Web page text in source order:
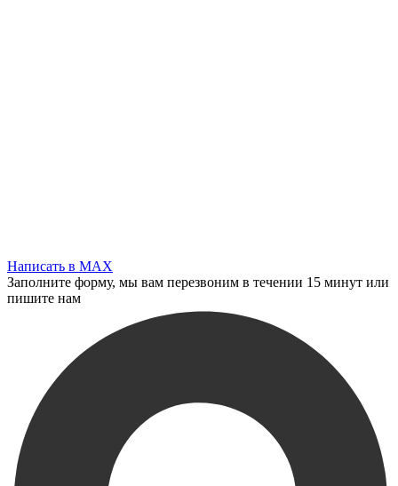
Написать в MAX
Заполните форму, мы вам перезвоним в течении 15 минут или
пишите нам